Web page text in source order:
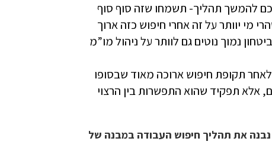
להמשך תהליך- תשמחו שזה סוף סוף
יוותר על זה אחרי חיפוש כזה ארוך
נמוך נוטים גם לוותר על ניהול מו”מ
תקופת חיפוש ארוכה מאוד שבסופו
תפקיד שהוא התפשרות בין הרצוי
את תהליך חיפוש העבודה במבנה של